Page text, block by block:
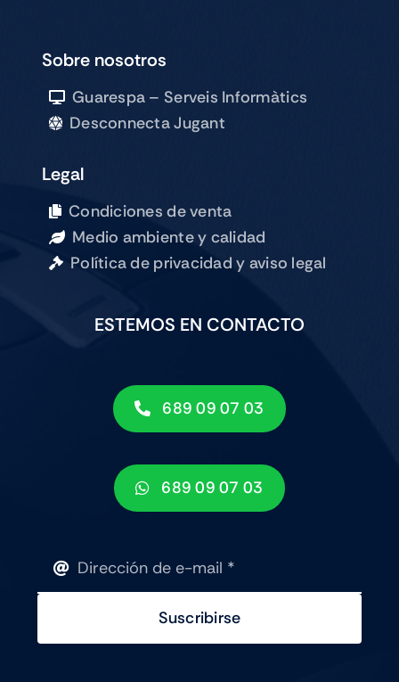
Sobre nosotros
Guarespa – Serveis Informàtics
Desconnecta Jugant
Legal
Condiciones de venta
Medio ambiente y calidad
Política de privacidad y aviso legal
ESTEMOS EN CONTACTO
689 09 07 03
689 09 07 03
Suscribirse